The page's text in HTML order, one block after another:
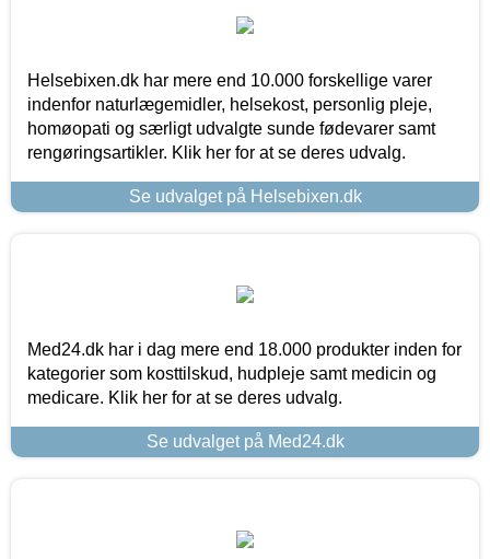
Helsebixen.dk har mere end 10.000 forskellige varer
indenfor naturlægemidler, helsekost, personlig pleje,
homøopati og særligt udvalgte sunde fødevarer samt
rengøringsartikler. Klik her for at se deres udvalg.
Se udvalget på Helsebixen.dk
Med24.dk har i dag mere end 18.000 produkter inden for
kategorier som kosttilskud, hudpleje samt medicin og
medicare. Klik her for at se deres udvalg.
Se udvalget på Med24.dk